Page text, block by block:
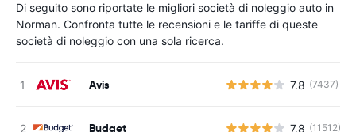
Di seguito sono riportate le migliori società di noleggio auto in
Norman. Confronta tutte le recensioni e le tariffe di queste
società di noleggio con una sola ricerca.
Avis 7.8 (7437)
Budget 7.8 (11512)